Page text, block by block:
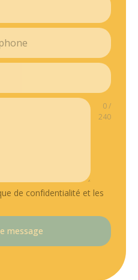
0 /
240
de confidentialité et les
message